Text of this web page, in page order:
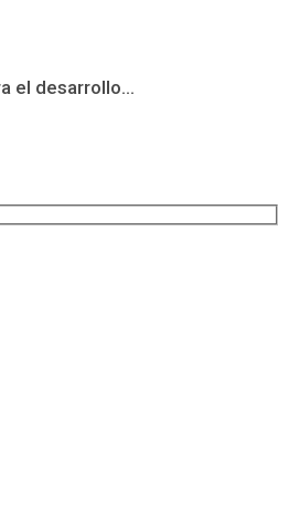
el desarrollo...